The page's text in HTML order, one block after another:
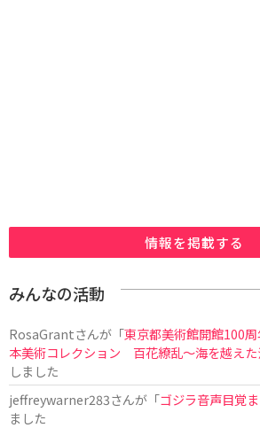
情報を掲載する
みんなの活動
RosaGrantさんが「東京都美術館開館100
本美術コレクション 百花繚乱～海を越え
しました
jeffreywarner283さんが「ゴジラ音声目覚
ました